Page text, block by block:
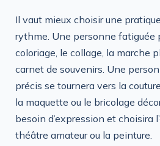
Il vaut mieux choisir une
rythme. Une personne fatiguée
coloriage, le collage, la marche
carnet de souvenirs. Une
précis se tournera vers la
la maquette ou le bricolage
besoin d’expression et choisira
théâtre amateur ou la peinture.